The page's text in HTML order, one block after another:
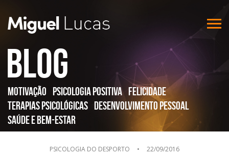
Blog
Motivação Psicologia Positiva Felicidade
Terapias Psicológicas Desenvolvimento Pessoal
Saúde e Bem-Estar
PSICOLOGIA DO DESPORTO • 22/09/2016